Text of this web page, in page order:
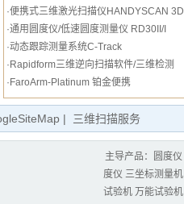
·便携式三维激光扫描仪HANDYSCAN 3D
·通用圆度仪/低速圆度测量仪 RD30II/I
·动态跟踪测量系统C-Track
· Rapidform三维逆向扫描软件/三维检测
· FaroArm-Platinum 铂金便携
| 三维扫描服务
主导产品： 圆度仪
度仪 三坐标测量机
试验机 万能试验机